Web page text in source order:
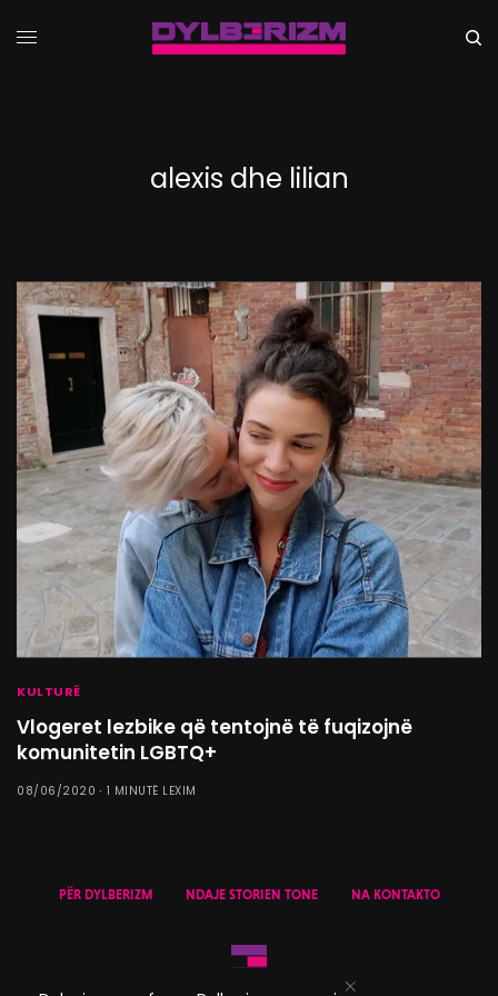
alexis dhe lilian
KULTURË
Vlogeret lezbike që tentojnë të fuqizojnë
komunitetin LGBTQ+
08/06/2020 1 MINUTË LEXIM
PËR DYLBERIZM NDAJE STORIEN TONE NA KONTAKTO